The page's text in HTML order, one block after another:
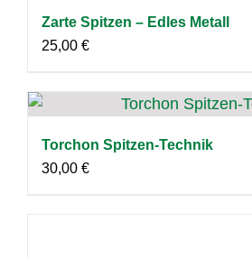
Zarte Spitzen – Edles Metall
25,00 €
Torchon Spitzen-Technik
30,00 €